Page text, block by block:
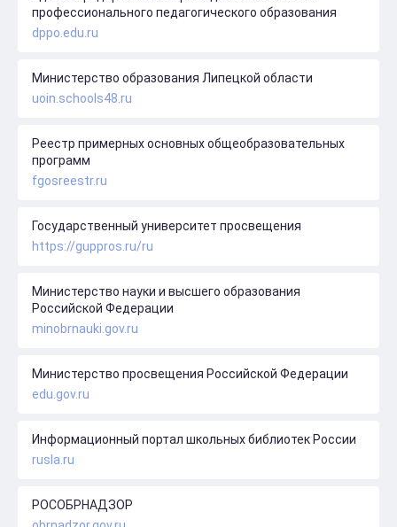
профессионального педагогического образования
dppo.edu.ru
Министерство образования Липецкой области
uoin.schools48.ru
Реестр примерных основных общеобразовательных
программ
fgosreestr.ru
Государственный университет просвещения
https://guppros.ru/ru
Министерство науки и высшего образования
Российской Федерации
minobrnauki.gov.ru
Министерство просвещения Российской Федерации
edu.gov.ru
Информационный портал школьных библиотек России
rusla.ru
РОСОБРНАДЗОР